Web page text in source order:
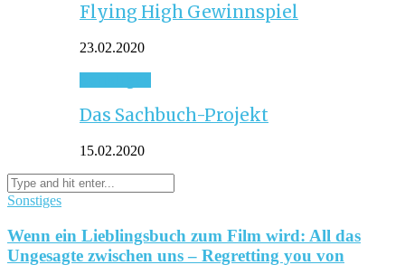
Flying High Gewinnspiel
23.02.2020
Das Sachbuch-Projekt
15.02.2020
Sonstiges
Wenn ein Lieblingsbuch zum Film wird: All das
Ungesagte zwischen uns – Regretting you von